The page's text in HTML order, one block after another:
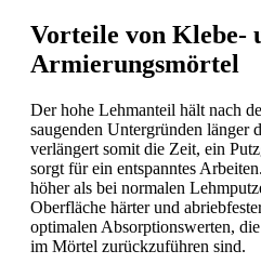
Vorteile von Klebe-
Armierungsmörtel
Der hohe Lehmanteil hält nach
saugenden Untergründen länger
verlängert somit die Zeit, ein
sorgt für ein entspanntes
höher als bei normalen
Oberfläche härter und
optimalen Absorptionswerten,
im Mörtel zurückzuführen sind.